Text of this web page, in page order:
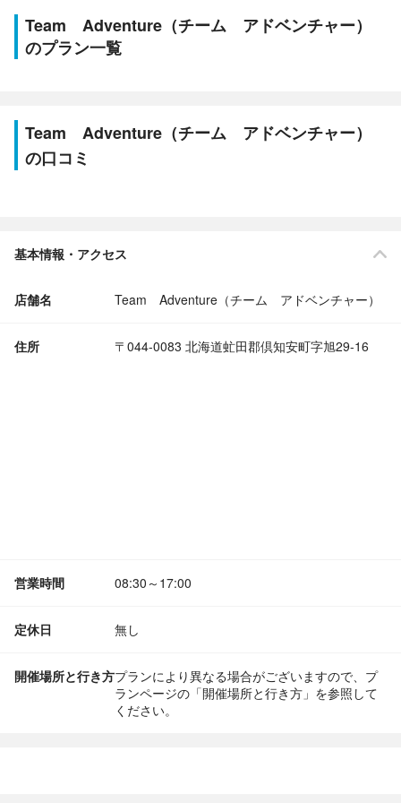
Team Adventure（チーム アドベンチャー）
のプラン一覧
Team Adventure（チーム アドベンチャー）
の口コミ
基本情報・アクセス
店舗名 Team Adventure（チーム アドベンチャー）
住所 〒044-0083 北海道虻田郡倶知安町字旭29-16
営業時間 08:30～17:00
定休日 無し
開催場所と行き方プランにより異なる場合がございますので、プ
ランページの「開催場所と行き方」を参照して
ください。